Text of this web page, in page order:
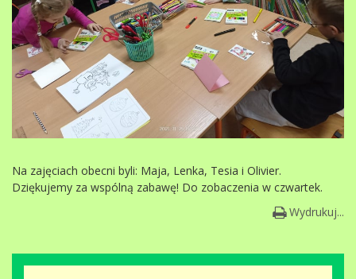
Na zajęciach obecni byli: Maja, Lenka, Tesia i Olivier.
Dziękujemy za wspólną zabawę! Do zobaczenia w czwartek.
Wydrukuj...